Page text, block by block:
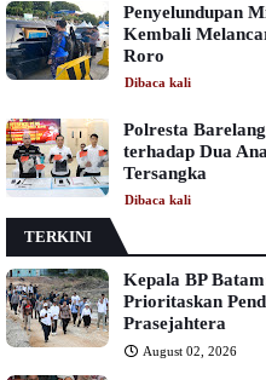
Penyelundupan
Kembali
Roro
Dibaca kali
Polresta
terhadap Dua
Tersangka
Dibaca kali
TERKINI
Kepala BP
Prioritaskan
Prasejahtera
August 02, 2026